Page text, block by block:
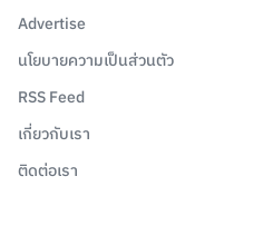
Advertise
นโยบายความเป็นส่วนตัว
RSS Feed
เกี่ยวกับเรา
ติดต่อเรา